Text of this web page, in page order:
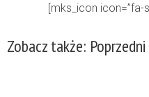
[mks_icon icon=”fa-
Zobacz także: